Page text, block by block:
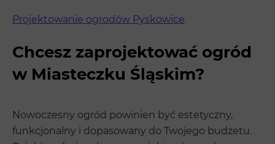
Projektowanie ogrodów Pyskowice
Chcesz zaprojektować ogród
w Miasteczku Śląskim?
Nowoczesny ogród powinien być estetyczny,
funkcjonalny i dopasowany do Twojego budżetu.